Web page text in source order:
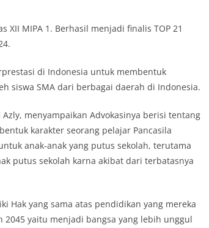
XII MIPA 1. Berhasil menjadi finalis TOP 21
di Indonesia untuk membentuk
siswa SMA dari berbagai daerah di Indonesia.
menyampaikan Advokasinya berisi tentang
karakter seorang pelajar Pancasila
anak-anak yang putus sekolah, terutama
putus sekolah karna akibat dari terbatasnya
Hak yang sama atas pendidikan yang mereka
yaitu menjadi bangsa yang lebih unggul